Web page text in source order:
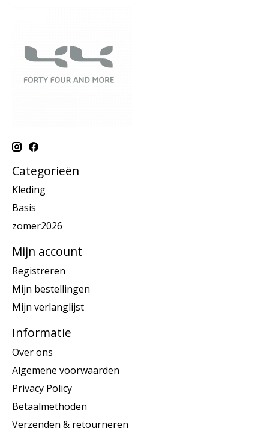
Categorieën
Kleding
Basis
zomer2026
Mijn account
Registreren
Mijn bestellingen
Mijn verlanglijst
Informatie
Over ons
Algemene voorwaarden
Privacy Policy
Betaalmethoden
Verzenden & retourneren